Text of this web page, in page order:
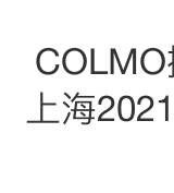
上海